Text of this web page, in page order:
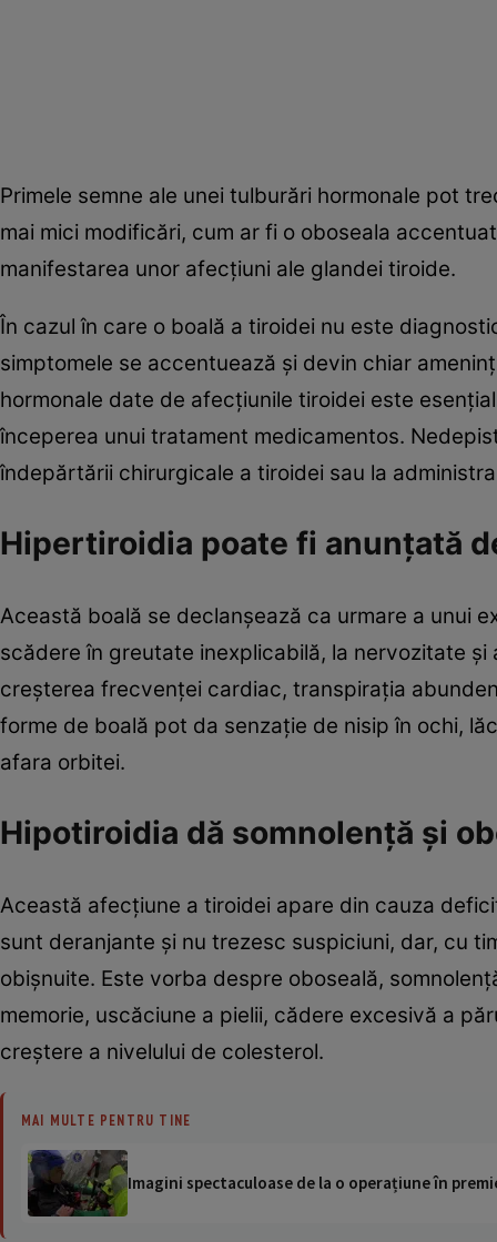
Primele semne ale unei tulburări hormonale pot
mai mici modificări, cum ar fi o oboseala
manifestarea unor afecţiuni ale glandei tiroide.
În cazul în care o boală a tiroidei nu este
simptomele se accentuează şi devin chiar
hormonale date de afecţiunile tiroidei este
începerea unui tratament medicamentos.
îndepărtării chirurgicale a tiroidei sau la
Hipertiroidia poate fi anunţată
Această boală se declanşează ca urmare a unui
scădere în greutate inexplicabilă, la nervozitate
creşterea frecvenţei cardiac, transpiraţia
forme de boală pot da senzaţie de nisip în ochi,
afara orbitei.
Hipotiroidia dă somnolenţă şi
Această afecţiune a tiroidei apare din cauza
sunt deranjante şi nu trezesc suspiciuni, dar, cu
obişnuite. Este vorba despre oboseală,
memorie, uscăciune a pielii, cădere excesivă a
creştere a nivelului de colesterol.
MAI MULTE PENTRU TINE
Imagini spectaculoase de la o operațiune în